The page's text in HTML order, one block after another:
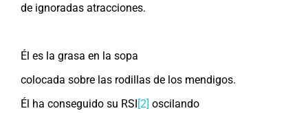
de ignoradas atracciones.
Él es la grasa en la sopa
colocada sobre las rodillas de los mendigos.
Él ha conseguido su RSI[2] oscilando